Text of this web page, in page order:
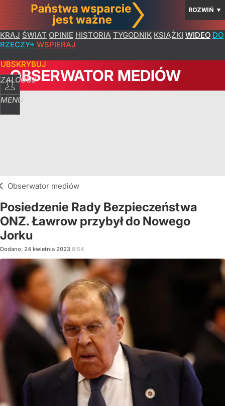
ROZWIŃ ▼
KRAJ ŚWIAT OPINIE HISTORIA TYGODNIK KSIĄŻKI WIDEO DO
RZECZY+ WSPIERAJ
ZALOGUJ
MENU
OBSERWATOR MEDIÓW
Obserwator mediów
Posiedzenie Rady Bezpieczeństwa
ONZ. Ławrow przybył do Nowego
Jorku
Dodano: 24 kwietnia 2023 8:54